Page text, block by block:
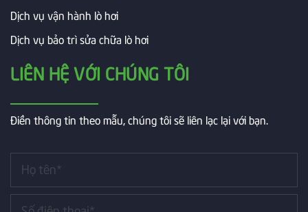
Dịch vụ vận hành lò hơi
Dịch vụ bảo trì sửa chữa lò hơi
LIÊN HỆ VỚI CHÚNG TÔI
Điền thông tin theo mẫu, chúng tôi sẽ liên lạc lại với bạn.